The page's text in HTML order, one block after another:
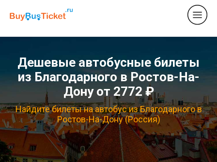
Дешевые автобусные билеты
из Благодарного в Ростов-На-
Дону от 2772 ₽
Найдите билеты на автобус из Благодарного в
Ростов-На-Дону (Россия)